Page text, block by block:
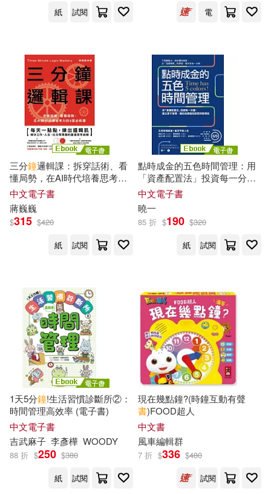
謝長勝（Marco）(1)
鄭先惠、徐永宇(1)
野上優佳子(1) 金香錦(1)
鈴木眞里子(1) 風車編輯部(1)
馬克‧曹–桑德斯(1)
馬克．奇斯勒(1)
（日）松井紀子(1)
（日）高井喜和(1)
紙
試閱
電
三分鐘邏輯課：拆穿話術、看
懂局勢，在AI時代培養思考力
的8堂必修課 (電子書)
中文電子書
蔣巍巍
$315 $420
紙
試閱
點時成金的五色時間管理：用
「資產配置法」投資每一分
鐘，建立原子習慣，讓自我價
值如滾雪球般增長 (電子書)
中文電子書
曉一
85 折 $190 $320
紙
試閱
1天5分鐘!生活習慣診斷所②：
時間管理高效率 (電子書)
中文電子書
吉武麻子 李彥樺 WOODY
88 折 $250 $380
紙
試閱
現在幾點鐘?(時鐘互動有聲
書)FOOD超人
中文書
風車編輯群
7 折 $336 $480
試閱